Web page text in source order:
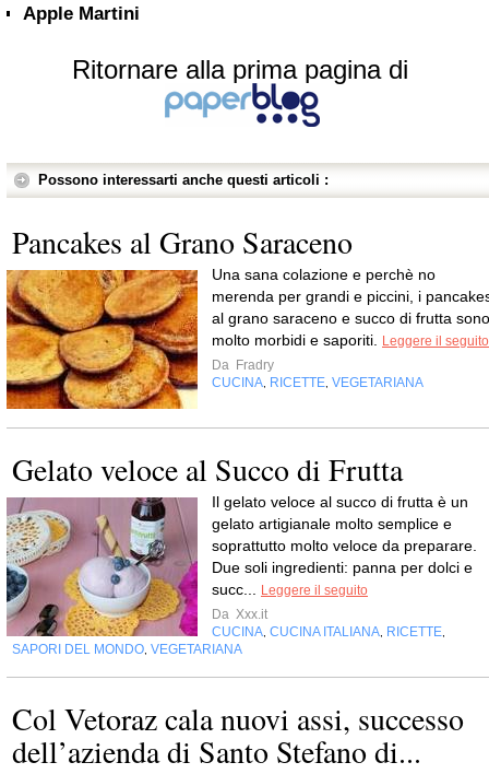
Apple Martini
Ritornare alla prima pagina di
Possono interessarti anche questi articoli :
Pancakes al Grano Saraceno
Una sana colazione e perchè no
merenda per grandi e piccini, i
al grano saraceno e succo di frutta sono
molto morbidi e saporiti. Leggere il seguito
Da Fradry
CUCINA, RICETTE, VEGETARIANA
Gelato veloce al Succo di Frutta
Il gelato veloce al succo di frutta è un
gelato artigianale molto semplice e
soprattutto molto veloce da preparare.
Due soli ingredienti: panna per dolci e
succ... Leggere il seguito
Da Xxx.it
CUCINA, CUCINA ITALIANA, RICETTE,
SAPORI DEL MONDO, VEGETARIANA
Col Vetoraz cala nuovi assi, successo
dell’azienda di Santo Stefano di...